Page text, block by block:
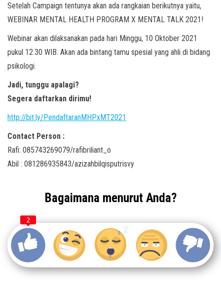
Setelah Campaign tentunya akan ada rangkaian berikutnya yaitu,
WEBINAR MENTAL HEALTH PROGRAM X MENTAL TALK 2021!
Webinar akan dilaksanakan pada hari Minggu, 10 Oktober 2021
pukul 12.30 WIB. Akan ada bintang tamu spesial yang ahli di bidang
psikologi.
Jadi, tunggu apalagi?
Segera daftarkan dirimu!
http://bit.ly/PendaftaranMHPxMT2021
Contact Person :
Rafi: 085743269079/rafibriliant_o
Abil : 081286935843/azizahbilqisputrisvy
Bagaimana menurut Anda?
2